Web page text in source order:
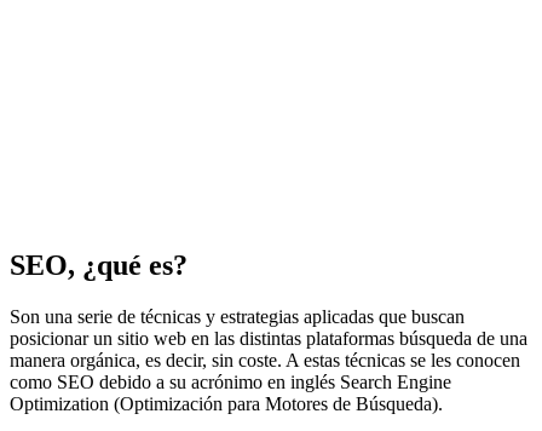
SEO, ¿qué es?
Son una serie de técnicas y estrategias aplicadas que buscan
posicionar un sitio web en las distintas plataformas búsqueda de una
manera orgánica, es decir, sin coste. A estas técnicas se les conocen
como SEO debido a su acrónimo en inglés Search Engine
Optimization (Optimización para Motores de Búsqueda).